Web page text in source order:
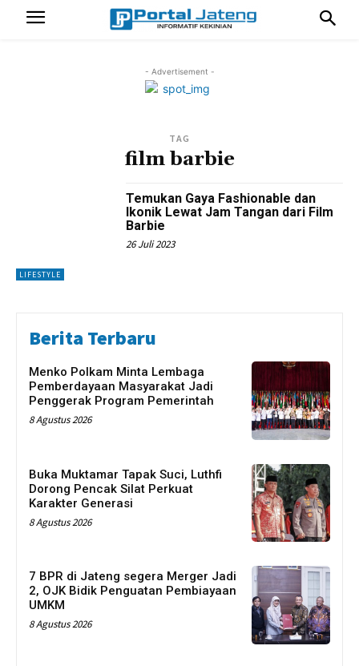
- Advertisement -
TAG
film barbie
LIFESTYLE
Temukan Gaya Fashionable dan
Ikonik Lewat Jam Tangan dari Film
Barbie
26 Juli 2023
Berita Terbaru
Menko Polkam Minta Lembaga
Pemberdayaan Masyarakat Jadi
Penggerak Program Pemerintah
8 Agustus 2026
Buka Muktamar Tapak Suci, Luthfi
Dorong Pencak Silat Perkuat
Karakter Generasi
8 Agustus 2026
7 BPR di Jateng segera Merger Jadi
2, OJK Bidik Penguatan Pembiayaan
UMKM
8 Agustus 2026